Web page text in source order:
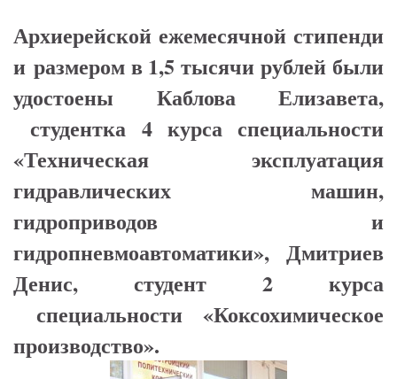
Архиерейской ежемесячной стипенди
и размером в 1,5 тысячи рублей были
удостоены Каблова Елизавета,
студентка 4 курса специальности
«Техническая эксплуатация
гидравлических машин,
гидроприводов и
гидропневмоавтоматики», Дмитриев
Денис, студент 2 курса
специальности «Коксохимическое
производство».